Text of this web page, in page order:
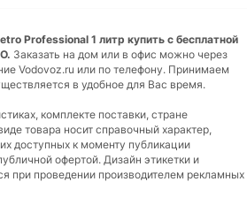
Professional 1 литр купить с бесплатной
Заказать на дом или в офис можно через
Vodovoz.ru или по телефону. Принимаем
в удобное для Вас время.
комплекте поставки, стране
товара носит справочный характер,
доступных к моменту публикации
офертой. Дизайн этикетки и
при проведении производителем рекламных